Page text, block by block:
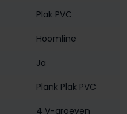
Plak PVC
Hoomline
Ja
Plank Plak PVC
4 V-groeven